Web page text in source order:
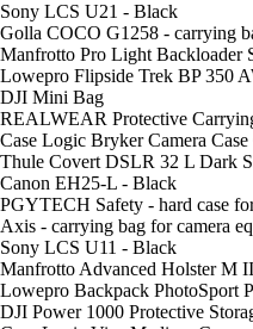
Sony LCS U21 - Black
Golla COCO G1258 - carrying
Manfrotto Pro Light Backloader
Lowepro Flipside Trek BP 350
DJI Mini Bag
REALWEAR Protective
Case Logic Bryker Camera
Thule Covert DSLR 32 L Dark
Canon EH25-L - Black
PGYTECH Safety - hard case
Axis - carrying bag for camera
Sony LCS U11 - Black
Manfrotto Advanced Holster M
Lowepro Backpack PhotoSport
DJI Power 1000 Protective